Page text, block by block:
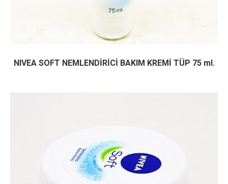
NIVEA SOFT NEMLENDİRİCİ BAKIM KREMİ TÜP 75 ml.